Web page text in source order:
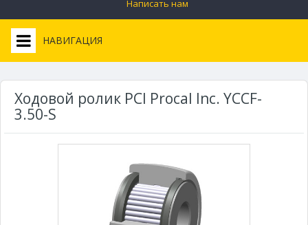
Написать нам
НАВИГАЦИЯ
Ходовой ролик PCI Procal Inc. YCCF-
3.50-S